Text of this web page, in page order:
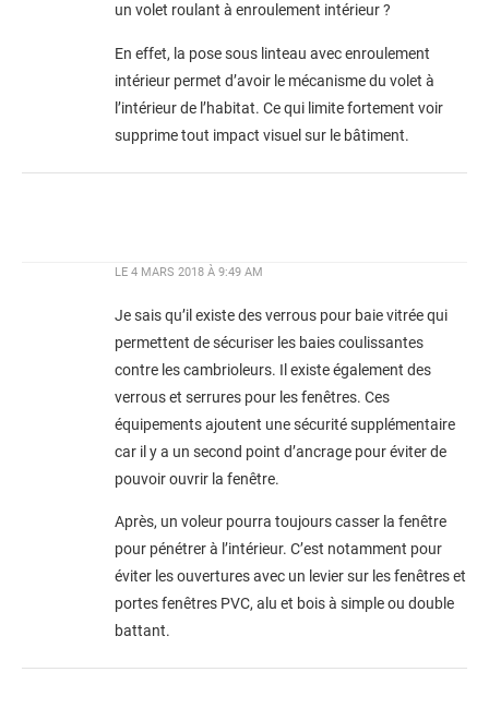
un volet roulant à enroulement intérieur ?
En effet, la pose sous linteau avec enroulement
intérieur permet d’avoir le mécanisme du volet à
l’intérieur de l’habitat. Ce qui limite fortement voir
supprime tout impact visuel sur le bâtiment.
LE 4 MARS 2018 À 9:49 AM
Je sais qu’il existe des verrous pour baie vitrée qui
permettent de sécuriser les baies coulissantes
contre les cambrioleurs. Il existe également des
verrous et serrures pour les fenêtres. Ces
équipements ajoutent une sécurité supplémentaire
car il y a un second point d’ancrage pour éviter de
pouvoir ouvrir la fenêtre.
Après, un voleur pourra toujours casser la fenêtre
pour pénétrer à l’intérieur. C’est notamment pour
éviter les ouvertures avec un levier sur les fenêtres et
portes fenêtres PVC, alu et bois à simple ou double
battant.